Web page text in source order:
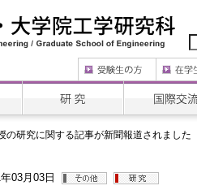
の研究に関する記事が新聞報道されました
03月03日